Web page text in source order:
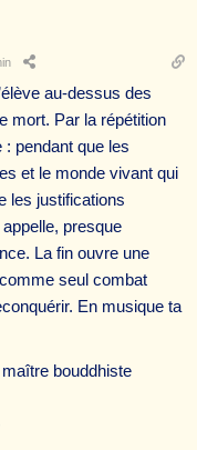
au-dessus des
mort. Par la répétition
: pendant que les
et le monde vivant qui
les justifications
presque
La fin ouvre une
seul combat
En musique ta
bouddhiste